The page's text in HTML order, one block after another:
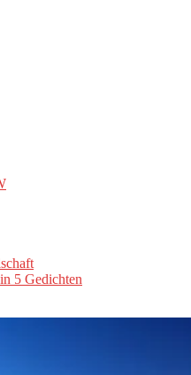
5 Gedichten